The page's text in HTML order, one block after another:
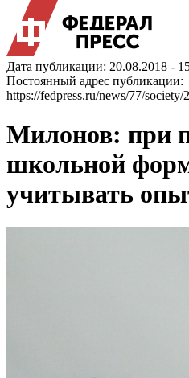
Дата публикации: 20.08.2018 -
Постоянный адрес публикации:
https://fedpress.ru/news/77/society/
Милонов: при
школьной
учитывать